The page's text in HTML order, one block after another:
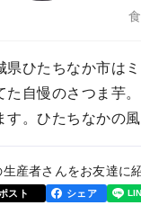
県ひたちなか市は
た自慢のさつま芋
す。ひたちなかの
生産者さんをお友達に
ポスト シェア